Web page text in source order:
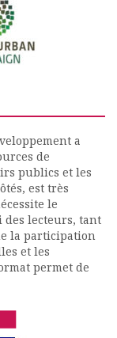
a
de
publics et les
est très
le
lecteurs, tant
la participation
et les
permet de